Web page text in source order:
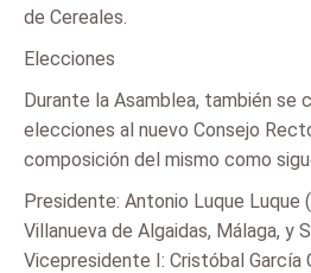
de Cereales.
Elecciones
Durante la Asamblea, también se
elecciones al nuevo Consejo
composición del mismo como
Presidente: Antonio Luque Luque
Villanueva de Algaidas, Málaga, y
Vicepresidente I: Cristóbal García